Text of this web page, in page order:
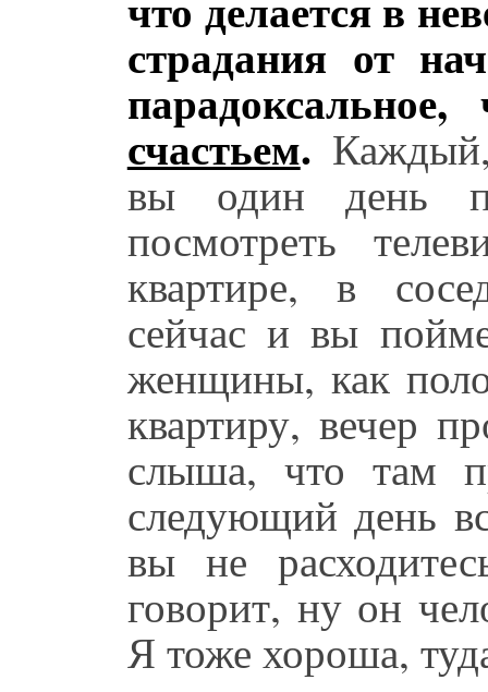
страдания от
счастьем.
вы один день
посмотреть
квартире, в
сейчас и вы
женщины, как
квартиру, вечер
слыша, что там
следующий день
вы не
говорит, ну он
Я тоже хороша,